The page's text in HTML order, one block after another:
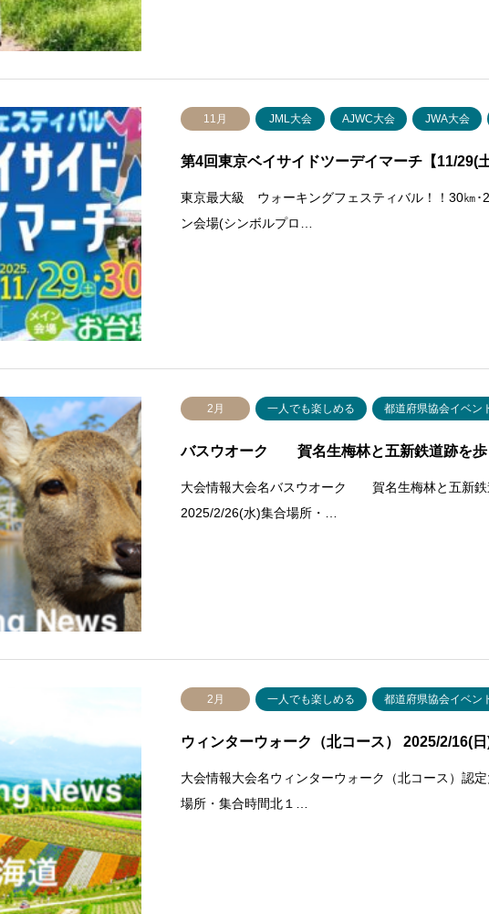
11月 JML大会 AJWC大会 JWA大会
第4回東京ベイサイドツーデイマーチ【11/29(
東京最大級 ウォーキングフェスティバル！！30㎞･
ン会場(シンボルプロ…
2月 一人でも楽しめる 都道府県協会イベン
バスウオーク 賀名生梅林と五新鉄道跡を
大会情報大会名バスウオーク 賀名生梅林と五新鉄
2025/2/26(水)集合場所・…
2月 一人でも楽しめる 都道府県協会イベン
ウィンターウォーク（北コース） 2025/2/16(
大会情報大会名ウィンターウォーク（北コース）認
場所・集合時間北１…